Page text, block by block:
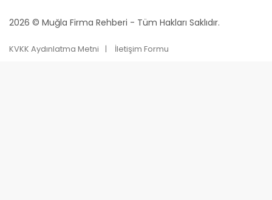
2026 © Muğla Firma Rehberi - Tüm Hakları Saklıdır.
KVKK Aydınlatma Metni İletişim Formu